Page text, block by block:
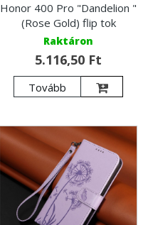
Honor 400 Pro "Dandelion "
(Rose Gold) flip tok
Raktáron
5.116,50 Ft
Tovább